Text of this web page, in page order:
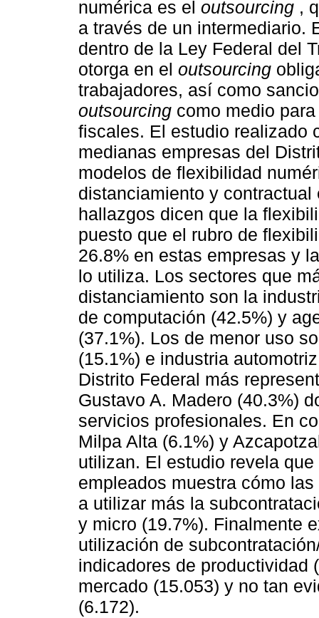
numérica es el outsourcing ,
a través de un intermediario.
dentro de la Ley Federal del
otorga en el outsourcing
trabajadores, así como
outsourcing como medio
fiscales. El estudio realizado
medianas empresas del
modelos de flexibilidad
distanciamiento y
hallazgos dicen que la
puesto que el rubro de
26.8% en estas empresas y
lo utiliza. Los sectores que
distanciamiento son la
de computación (42.5%) y
(37.1%). Los de menor uso
(15.1%) e industria
Distrito Federal más
Gustavo A. Madero (40.3%)
servicios profesionales. En
Milpa Alta (6.1%) y
utilizan. El estudio revela
empleados muestra cómo
a utilizar más la
y micro (19.7%). Finalmente
utilización de
indicadores de productividad
mercado (15.053) y no tan
(6.172).